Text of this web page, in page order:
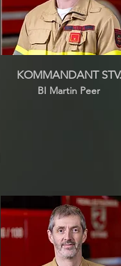
KOMMANDANT STV.
BI Martin Peer